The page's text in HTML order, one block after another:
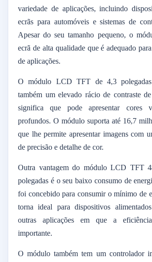
variedade de aplicações, incluindo
ecrãs para automóveis e sistemas de
Apesar do seu tamanho pequeno, o
ecrã de alta qualidade que é adequado
de aplicações.
O módulo LCD TFT de 4,3
também um elevado rácio de contraste
significa que pode apresentar cores
profundos. O módulo suporta até 16,7
que lhe permite apresentar imagens com
de precisão e detalhe de cor.
Outra vantagem do módulo LCD TFT
polegadas é o seu baixo consumo de
foi concebido para consumir o mínimo de
torna ideal para dispositivos
outras aplicações em que a
importante.
O módulo também tem um controlador